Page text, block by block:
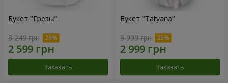
Букет "Грезы"
3 249 грн
Заказать
Букет "Tatyana"
3 999 грн
Заказать